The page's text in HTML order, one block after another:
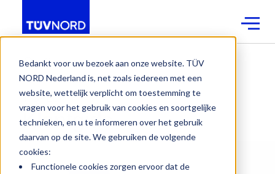
Bedankt voor uw bezoek aan onze website. TÜV
NORD Nederland is, net zoals iedereen met een
website, wettelijk verplicht om toestemming te
vragen voor het gebruik van cookies en soortgelijke
technieken, en u te informeren over het gebruik
daarvan op de site. We gebruiken de volgende
cookies:
Functionele cookies zorgen ervoor dat de
Contact
T-SPEC®
Klantgids